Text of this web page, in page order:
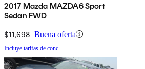
2017 Mazda MAZDA6 Sport
Sedan FWD
$11,698 Buena oferta
Incluye tarifas de conc.